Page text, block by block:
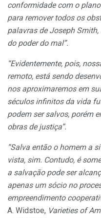
conformidade com o
para remover todos os
palavras de Joseph
do poder do mal”.
“Evidentemente, pois,
remoto, está sendo
nos aproximaremos em
séculos infinitos da vida
podem ser salvos, porém
obras de justiça”.
“Salva então o homem a
vista, sim. Contudo, é
a salvação pode ser
apenas um sócio no
empreendimento
A. Widstoe, Varieties of